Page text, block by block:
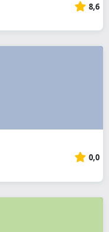
8,6
0,0